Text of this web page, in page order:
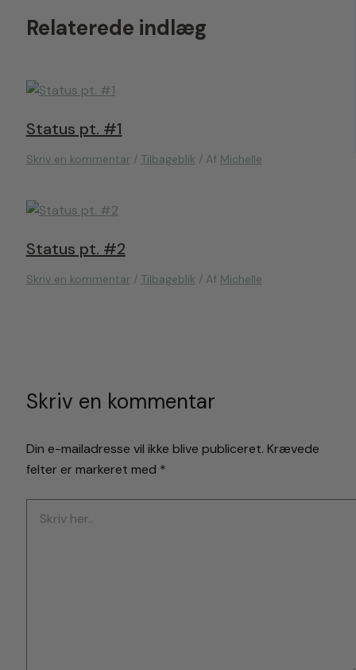
Relaterede indlæg
Status pt. #1
Skriv en kommentar / Tilbageblik / Af Michelle
Status pt. #2
Skriv en kommentar / Tilbageblik / Af Michelle
Skriv en kommentar
Din e-mailadresse vil ikke blive publiceret. Krævede
felter er markeret med *
her..